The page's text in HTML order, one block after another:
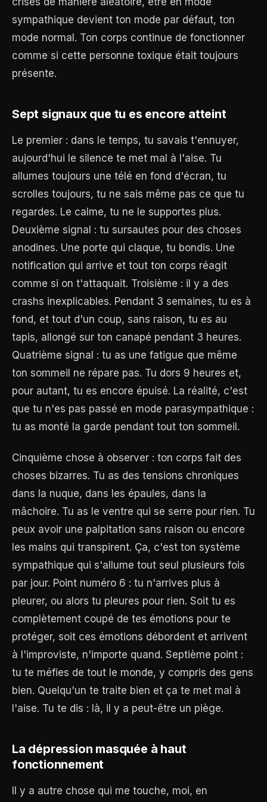
sympathique devient ton mode par défaut, ton
mode normal. Ton corps continue de fonctionner
comme si cette personne toxique était toujours
présente.
Sept signaux que tu es encore atteint
Le premier : dans le temps, tu savais t'ennuyer,
aujourd'hui le silence te met mal à l'aise. Tu
allumes toujours une télé en fond d'écran, tu
scrolles toujours, tu ne sais même pas ce que tu
regardes. Le calme, tu ne le supportes plus.
Deuxième signal : tu sursautes pour des choses
anodines. Une porte qui claque, tu bondis. Une
notification qui arrive et tout ton corps réagit
comme si on t'attaquait. Troisième : il y a des
crashs inexplicables. Pendant 3 semaines, tu es à
fond, et tout d'un coup, sans raison, tu es au
tapis, allongé sur ton canapé pendant 3 heures.
Quatrième signal : tu as une fatigue que même
ton sommeil ne répare pas. Tu dors 9 heures et,
pour autant, tu es encore épuisé. La réalité, c'est
que tu n'es pas passé en mode parasympathique :
tu as monté la garde pendant tout ton sommeil.
Cinquième chose à observer : ton corps fait des
choses bizarres. Tu as des tensions chroniques
dans la nuque, dans les épaules, dans la
mâchoire. Tu as le ventre qui se serre pour rien. Tu
peux avoir une palpitation sans raison ou encore
les mains qui transpirent. Ça, c'est ton système
sympathique qui s'allume tout seul plusieurs fois
par jour. Point numéro 6 : tu n'arrives plus à
pleurer, ou alors tu pleures pour rien. Soit tu es
complètement coupé de tes émotions pour te
protéger, soit ces émotions débordent et arrivent
à l'improviste, n'importe quand. Septième point :
tu te méfies de tout le monde, y compris des gens
bien. Quelqu'un te traite bien et ça te met mal à
l'aise. Tu te dis : là, il y a peut-être un piège.
La dépression masquée à haut
fonctionnement
Il y a autre chose qui me touche, moi, en